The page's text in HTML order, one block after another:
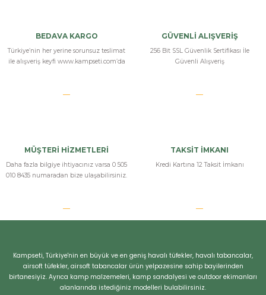
Orcamp 3'lü Tencere Seti, kamp ve doğa yürüyüşlerinde kullanmak için
mükemmel. Hafifliği ve taşınabilirliği sayesinde kolayca
taşıyabiliyorum.
i... i... | 08/07/2024
i... i... | 08/07/2024
BEDAVA KARGO
Türkiye’nin her yerine sorunsuz teslimat
ile alışveriş keyfi www.kampseti.com’da
GÜVENLİ ALIŞVERİŞ
256 Bit SSL Güvenlik Sertifikası İle
Güvenli Alışveriş
MÜŞTERİ HİZMETLERİ
Daha fazla bilgiye ihtiyacınız varsa 0 505
010 8435 numaradan bize ulaşabilirsiniz.
TAKSİT İMKANI
Kredi Kartına 12 Taksit İmkanı
Kampseti, Türkiye'nin en büyük ve en geniş havalı tüfekler, havalı tabancalar,
airsoft tüfekler, airsoft tabancalar ürün yelpazesine sahip bayilerinden
birtanesiyiz. Ayrıca kamp malzemeleri, kamp sandalyesi ve outdoor ekimanları
alanlarında istediğiniz modelleri bulabilirsiniz.